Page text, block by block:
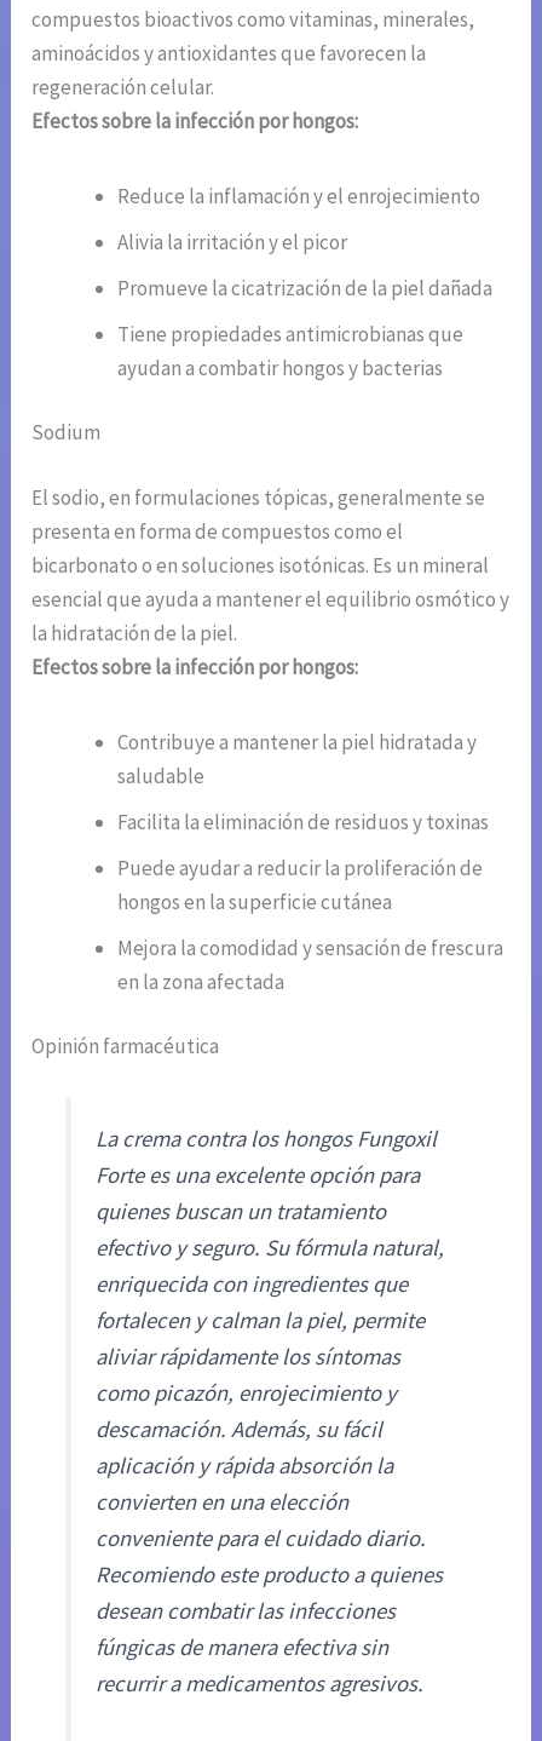
compuestos bioactivos como vitaminas, minerales,
aminoácidos y antioxidantes que favorecen la
regeneración celular.
Efectos sobre la infección por hongos:
Reduce la inflamación y el enrojecimiento
Alivia la irritación y el picor
Promueve la cicatrización de la piel dañada
Tiene propiedades antimicrobianas que
ayudan a combatir hongos y bacterias
Sodium
El sodio, en formulaciones tópicas, generalmente se
presenta en forma de compuestos como el
bicarbonato o en soluciones isotónicas. Es un mineral
esencial que ayuda a mantener el equilibrio osmótico y
la hidratación de la piel.
Efectos sobre la infección por hongos:
Contribuye a mantener la piel hidratada y
saludable
Facilita la eliminación de residuos y toxinas
Puede ayudar a reducir la proliferación de
hongos en la superficie cutánea
Mejora la comodidad y sensación de frescura
en la zona afectada
Opinión farmacéutica
La crema contra los hongos Fungoxil
Forte es una excelente opción para
quienes buscan un tratamiento
efectivo y seguro. Su fórmula natural,
enriquecida con ingredientes que
fortalecen y calman la piel, permite
aliviar rápidamente los síntomas
como picazón, enrojecimiento y
descamación. Además, su fácil
aplicación y rápida absorción la
convierten en una elección
conveniente para el cuidado diario.
Recomiendo este producto a quienes
desean combatir las infecciones
fúngicas de manera efectiva sin
recurrir a medicamentos agresivos.